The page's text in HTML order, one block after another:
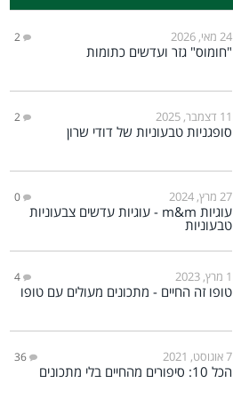
24 מאי, 2026 2
"חומוס" גזר ועדשים כתומות
11 דצמבר, 2025 2
סופגניות טבעוניות של דודי שרון
27 מרץ, 2024 0
עוגיות m&m - עוגיות עדשים צבעוניות
טבעוניות
1 מרץ, 2023 4
טופו זה החיים - מתכונים מעולים עם טופו
7 אוגוסט, 2021 36
הכל 10: סיפורים מהחיים בלי מתכונים